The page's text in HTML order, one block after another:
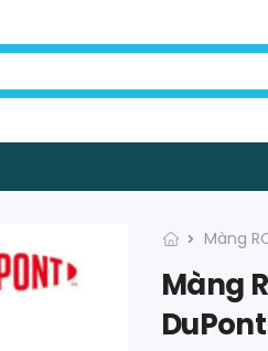
Màng
Màng
DuPont